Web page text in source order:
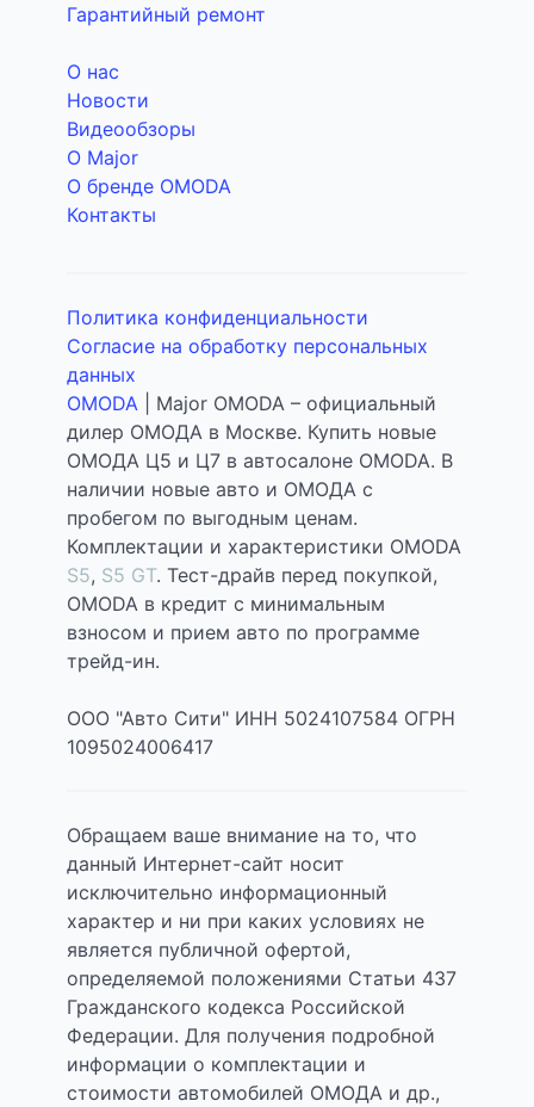
Гарантийный ремонт
О нас
Новости
Видеообзоры
О Major
О бренде OMODA
Контакты
Политика конфиденциальности
Согласие на обработку персональных
данных
OMODA | Major OMODA – официальный
дилер ОМОДА в Москве. Купить новые
ОМОДА Ц5 и Ц7 в автосалоне OMODA. В
наличии новые авто и ОМОДА с
пробегом по выгодным ценам.
Комплектации и характеристики OMODA
S5, S5 GT. Тест-драйв перед покупкой,
OMODA в кредит с минимальным
взносом и прием авто по программе
трейд-ин.
ООО "Авто Сити" ИНН 5024107584 ОГРН
1095024006417
Обращаем ваше внимание на то, что
данный Интернет-сайт носит
исключительно информационный
характер и ни при каких условиях не
является публичной офертой,
определяемой положениями Статьи 437
Гражданского кодекса Российской
Федерации. Для получения подробной
информации о комплектации и
стоимости автомобилей ОМОДА и др.,